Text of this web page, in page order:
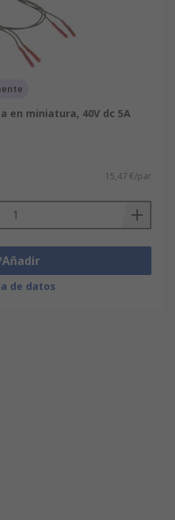
en miniatura, 40V dc 5A
15,47 €/par
Añadir
de datos